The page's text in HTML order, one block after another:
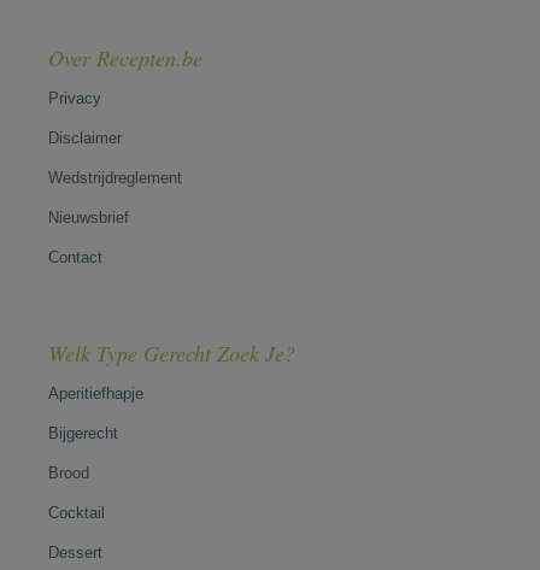
Over Recepten.be
Privacy
Disclaimer
Wedstrijdreglement
Nieuwsbrief
Contact
Welk Type Gerecht Zoek Je?
Aperitiefhapje
Bijgerecht
Brood
Cocktail
Dessert